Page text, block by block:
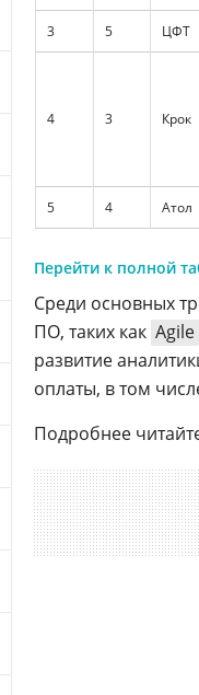
3 5 ЦФТ
4 3 Крок
5 4 Атол
Перейти к полной
Среди основных
ПО, таких как Agile
развитие
оплаты, в том
Подробнее